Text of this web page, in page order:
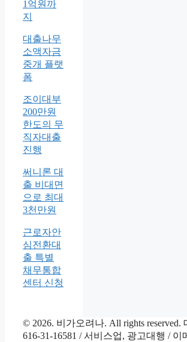
1억원까
지
대출나무
소액자금
중개 플랫
폼
조이대부
200만원
한도의 무
직자대출
진행
써니론 대
출 비대면
으로 최대
3천만원
근로자안
심전환대
출 특별
채무통합
센터 신청
© 2026. 비가오려나. All rights reserved.
616-31-16581 / 서비스업, 광고대행 / 이